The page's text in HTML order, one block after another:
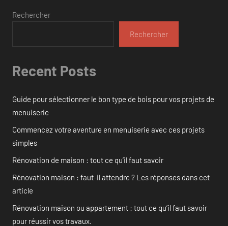
Rechercher
Rechercher
Recent Posts
Guide pour sélectionner le bon type de bois pour vos projets de
menuiserie
Commencez votre aventure en menuiserie avec ces projets
simples
Rénovation de maison : tout ce qu’il faut savoir
Rénovation maison : faut-il attendre ? Les réponses dans cet
article
Rénovation maison ou appartement : tout ce qu’il faut savoir
pour réussir vos travaux.